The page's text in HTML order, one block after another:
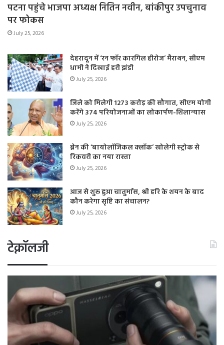
पटना पहुंचे भाजपा अध्यक्ष नितिन नवीन, बांकीपुर उपचुनाव
पर फोकस
July 25, 2026
देहरादून में ‘रन फॉर कारगिल हीरोज’ मैराथन, सीएम
धामी ने दिखाई हरी झंडी
July 25, 2026
जिले को मिलेगी 1273 करोड़ की सौगात, सीएम योगी
करेंगे 374 परियोजनाओं का लोकार्पण-शिलान्यास
July 25, 2026
ब्रेन की ‘बायोलॉजिकल क्लॉक’ खोलेगी स्ट्रोक से
रिकवरी का नया रास्ता
July 25, 2026
आज से शुरू हुआ चातुर्मास, श्री हरि के शयन के बाद
कौन करेगा सृष्टि का संचालन?
July 25, 2026
टेक्नॉलजी